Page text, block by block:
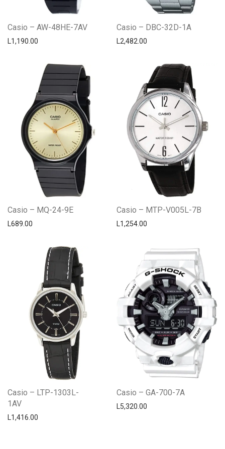
Casio – AW-48HE-7AV
L1,190.00
Casio – DBC-32D-1A
L2,482.00
Casio – MQ-24-9E
L689.00
Casio – MTP-V005L-7B
L1,254.00
Casio – LTP-1303L-
1AV
L1,416.00
Casio – GA-700-7A
L5,320.00